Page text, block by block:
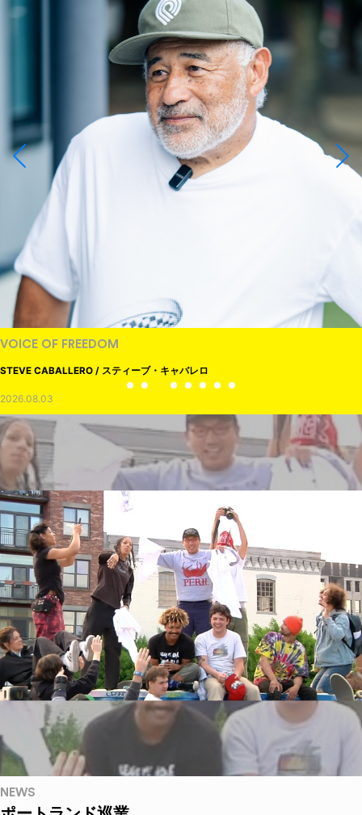
VOICE OF FREEDOM
STEVE CABALLERO / スティーブ・キャバレロ
2026.08.03
NEWS